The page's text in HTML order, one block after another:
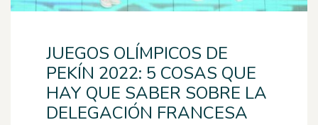
JUEGOS OLÍMPICOS DE
PEKÍN 2022: 5 COSAS QUE
HAY QUE SABER SOBRE LA
DELEGACIÓN FRANCESA